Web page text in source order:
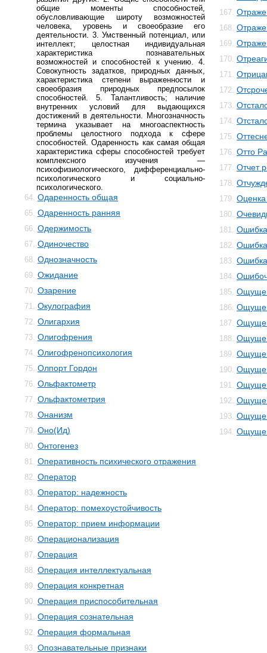
общие моменты способностей,
обусловливающие широту возможностей
человека, уровень и своеобразие его
деятельности. 3. Умственный потенциал, или
интеллект; целостная индивидуальная
характеристика познавательных
возможностей и способностей к учению. 4.
Совокупность задатков, природных данных,
характеристика степени выраженности и
своеобразия природных предпосылок
способностей. 5. Талантливость; наличие
внутренних условий для выдающихся
достижений в деятельности. Многозначность
термина указывает на многоаспектность
проблемы целостного подхода к сфере
способностей. Одаренность как самая общая
характеристика сферы способностей требует
комплексного изучения —
психофизиологического, дифференциально-
психологического и социально-
психологического.
64. Одаренность общая
65. Одаренность ранняя
66. Одержимость
67. Одиночество
68. Однозначность
69. Ожидание
70. Озарение
71. Окулография
72. Олигархия
73. Олигофрения
74. Олигофренопсихология
75. Олпорт Гордон
76. Ольфактометр
77. Ольфактометрия
78. Онанизм
79. Оно(Ид)
80. Онтогенез
81. Оперативность психического отражения
82. Оператор
83. Оператор: надежность
84. Оператор: помехоустойчивость
85. Оператор: прием информации
86. Операционализация
87. Операция
88. Операция интеллектуальная
89. Операция конкретная
90. Операция приспособительная
91. Операция сознательная
92. Операция формальная
93. Опознавательные признаки
167.
168.
169.
170.
171.
172.
173.
174.
175.
176. Отто
177. Отчет
178.
179. Оценка
180.
181. Ошибка
182.
183.
184.
185.
186.
187.
188.
189.
190.
191.
192.
193.
194.